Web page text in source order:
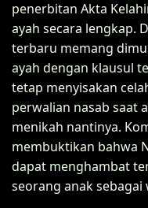
penerbitan Akta
ayah secara lengkap.
terbaru memang
ayah dengan klausul
tetap menyisakan
perwalian nasab saat
menikah nantinya.
membuktikan bahwa
dapat menghambat
seorang anak